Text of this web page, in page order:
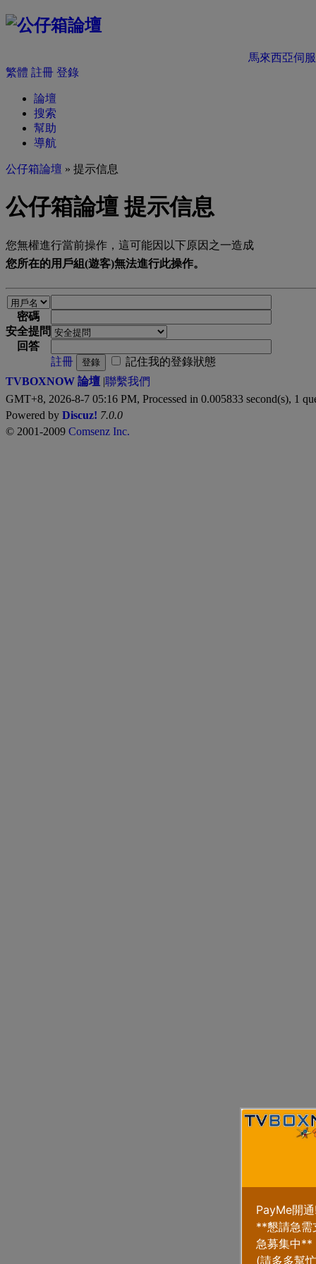
馬來西亞伺
繁體 註冊 登錄
論壇
搜索
幫助
導航
公仔箱論壇 » 提示信息
公仔箱論壇 提示信息
您無權進行當前操作，這可能因以下原因之一造成
您所在的用戶組(遊客)無法進行此操作。
密碼
安全提問
回答
註冊
登錄
記住我的登錄狀態
TVBOXNOW 論壇 |聯繫我們
GMT+8, 2026-8-7 05:16 PM, Processed in 0.005833 second(s), 1
Powered by Discuz! 7.0.0
© 2001-2009 Comsenz Inc.